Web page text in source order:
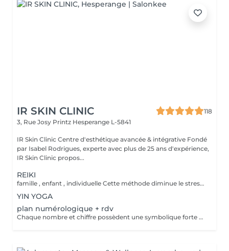
IR SKIN CLINIC
118
3, Rue Josy Printz Hesperange L-5841
IR Skin Clinic Centre d'esthétique avancée & intégrative Fondé
par Isabel Rodrigues, experte avec plus de 25 ans d'expérience,
IR Skin Clinic propos...
REIKI
famille , enfant , individuelle Cette méthode diminue le stress, relâche les blocages émotionnels, calme les douleurs physiques, et vous amener à un bien-être général, ainsi qu'une paix intérieure. Libère les blocages énergétiques, renforce le système immunitaire, atténue la douleur et élimine les toxines du corps
YIN YOGA
plan numérologique + rdv
Chaque nombre et chiffre possèdent une symbolique forte et connue depuis la nuit des temps. Plusieurs outils sont à votre disposition pour découvrir votre personnalité, votre avenir ou tout simplement trouver des réponses précises à vos questions.